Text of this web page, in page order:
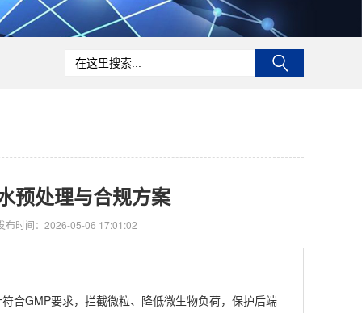
预处理与合规方案
布时间：2026-05-06 17:01:02
合GMP要求，拦截微粒、降低微生物负荷，保护后端